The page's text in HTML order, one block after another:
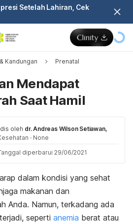
Setelah Lahiran, Cek
Kandungan Prenatal
Mendapat
Saat Hamil
oleh dr. Andreas Wilson Setiawan,
· None
diperbarui 29/06/2021
dalam kondisi yang sehat
makanan dan
Anda. Namun, terkadang ada
seperti anemia berat atau